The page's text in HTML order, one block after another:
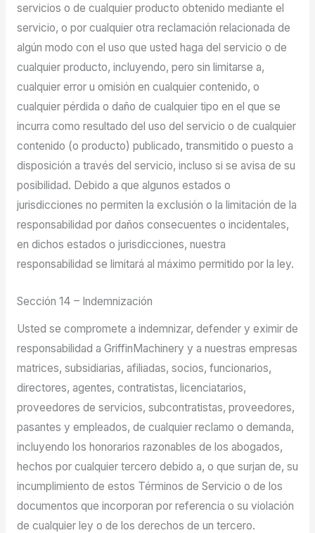
servicios o de cualquier producto obtenido mediante el
servicio, o por cualquier otra reclamación relacionada de
algún modo con el uso que usted haga del servicio o de
cualquier producto, incluyendo, pero sin limitarse a,
cualquier error u omisión en cualquier contenido, o
cualquier pérdida o daño de cualquier tipo en el que se
incurra como resultado del uso del servicio o de cualquier
contenido (o producto) publicado, transmitido o puesto a
disposición a través del servicio, incluso si se avisa de su
posibilidad. Debido a que algunos estados o
jurisdicciones no permiten la exclusión o la limitación de la
responsabilidad por daños consecuentes o incidentales,
en dichos estados o jurisdicciones, nuestra
responsabilidad se limitará al máximo permitido por la ley.
Sección 14 – Indemnización
Usted se compromete a indemnizar, defender y eximir de
responsabilidad a GriffinMachinery y a nuestras empresas
matrices, subsidiarias, afiliadas, socios, funcionarios,
directores, agentes, contratistas, licenciatarios,
proveedores de servicios, subcontratistas, proveedores,
pasantes y empleados, de cualquier reclamo o demanda,
incluyendo los honorarios razonables de los abogados,
hechos por cualquier tercero debido a, o que surjan de, su
incumplimiento de estos Términos de Servicio o de los
documentos que incorporan por referencia o su violación
de cualquier ley o de los derechos de un tercero.